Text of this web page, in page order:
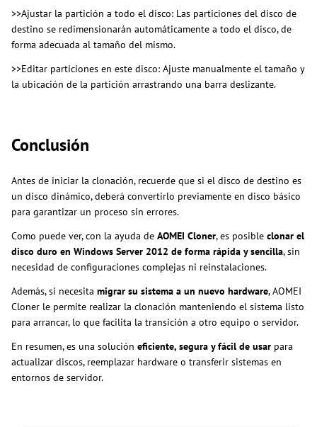
>>Ajustar la partición a todo el disco: Las particiones del disco de
destino se redimensionarán automáticamente a todo el disco, de
forma adecuada al tamaño del mismo.
>>Editar particiones en este disco: Ajuste manualmente el tamaño y
la ubicación de la partición arrastrando una barra deslizante.
Conclusión
Antes de iniciar la clonación, recuerde que si el disco de destino es
un disco dinámico, deberá convertirlo previamente en disco básico
para garantizar un proceso sin errores.
Como puede ver, con la ayuda de AOMEI Cloner, es posible clonar el
disco duro en Windows Server 2012 de forma rápida y sencilla, sin
necesidad de configuraciones complejas ni reinstalaciones.
Además, si necesita migrar su sistema a un nuevo hardware, AOMEI
Cloner le permite realizar la clonación manteniendo el sistema listo
para arrancar, lo que facilita la transición a otro equipo o servidor.
En resumen, es una solución eficiente, segura y fácil de usar para
actualizar discos, reemplazar hardware o transferir sistemas en
entornos de servidor.